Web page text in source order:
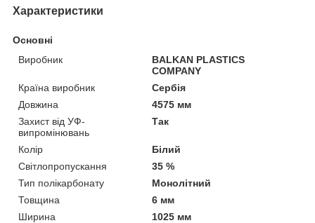
Характеристики
Основні
Виробник
BALKAN PLASTICS
COMPANY
Країна виробник
Сербія
Довжина
4575 мм
Захист від УФ-
випромінювань
Так
Колір
Білий
Світлопропускання
35 %
Тип полікарбонату
Монолітний
Товщина
6 мм
Ширина
1025 мм